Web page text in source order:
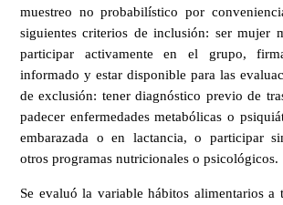
muestreo no probabilístico por
siguientes criterios de inclusión: ser mujer
participar activamente en el grupo,
informado y estar disponible para las
de exclusión: tener diagnóstico previo de
padecer enfermedades metabólicas o
embarazada o en lactancia, o participar
otros programas nutricionales o psicológicos.
Se evaluó la variable hábitos alimentarios a